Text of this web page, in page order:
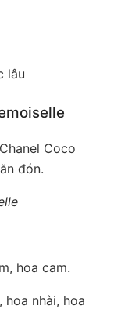
lâu
Coco
đón.
hoa cam.
hoa nhài, hoa